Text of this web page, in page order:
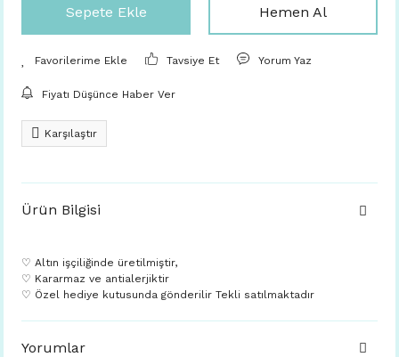
Sepete Ekle Hemen Al
Tavsiye Et Yorum Yaz
Fiyatı Düşünce Haber Ver
Karşılaştır
Ürün Bilgisi
♡ Altın işçiliğinde üretilmiştir,
♡ Kararmaz ve antialerjiktir
♡ Özel hediye kutusunda gönderilir Tekli satılmaktadır
Yorumlar